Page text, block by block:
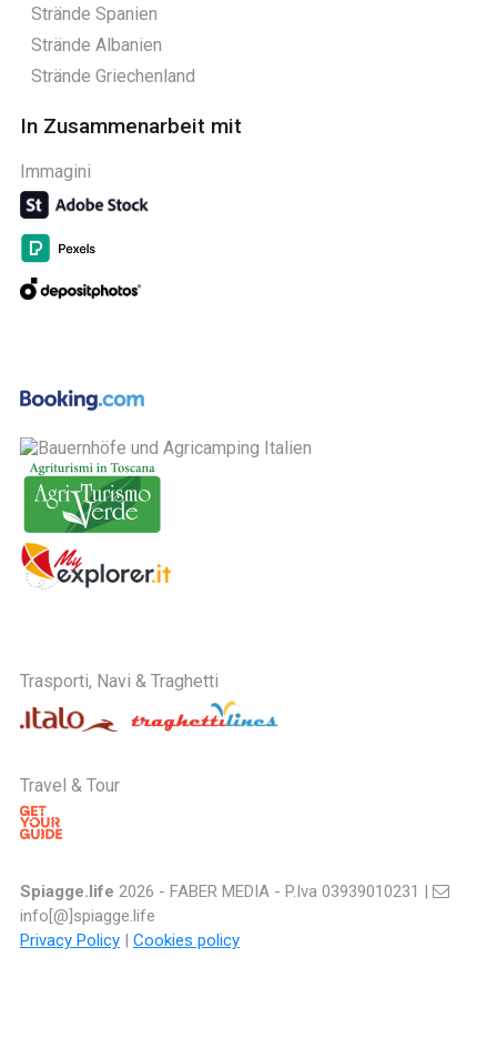
Strände Spanien
Strände Albanien
Strände Griechenland
In Zusammenarbeit mit
Immagini
Trasporti, Navi & Traghetti
Travel & Tour
Spiagge.life 2026 - FABER MEDIA - P.Iva 03939010231 |
info[@]spiagge.life
Privacy Policy| Cookies policy